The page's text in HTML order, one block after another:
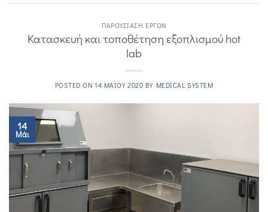
ΠΑΡΟΥΣΊΑΣΗ ΈΡΓΩΝ
Κατασκευή και τοποθέτηση εξοπλισμού hot
lab
POSTED ON14 ΜΑΪ́ΟΥ 2020 BY MEDICAL SYSTEM
14
Μάι